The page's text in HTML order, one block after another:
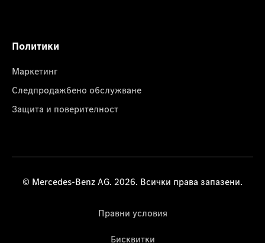
Политики
Маркетинг
Следпродажбено обслужване
Защита и поверителност
© Mercedes-Benz AG. 2026. Всички права запазени.
Правни условия
Бисквитки